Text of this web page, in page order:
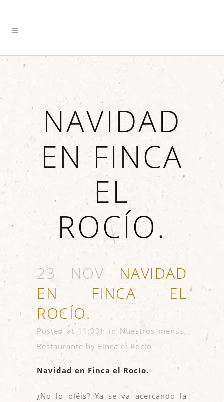
NAVIDAD
EN FINCA
EL
ROCÍO.
23 NOV NAVIDAD
EN FINCA EL
ROCÍO.
Posted at 11:00h in Nuestros menús,
Restaurante by Finca el Rocío
Navidad en Finca el Rocío.
¿No lo oléis? Ya se va acercando la